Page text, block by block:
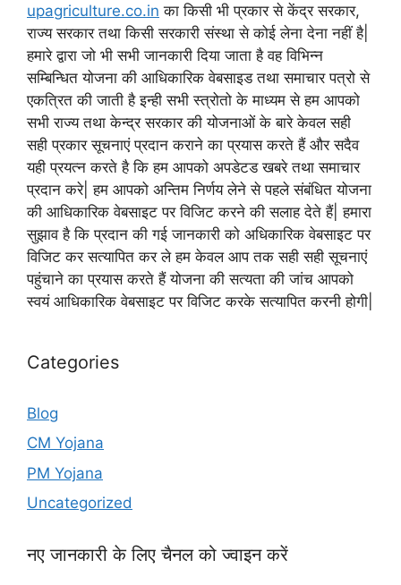
upagriculture.co.in का किसी भी प्रकार से केंद्र सरकार,
राज्य सरकार तथा किसी सरकारी संस्था से कोई लेना देना नहीं है|
हमारे द्वारा जो भी सभी जानकारी दिया जाता है वह विभिन्न
सम्बिन्धित योजना की आधिकारिक वेबसाइड तथा समाचार पत्रो से
एकत्रित की जाती है इन्ही सभी स्त्रोतो के माध्यम से हम आपको
सभी राज्य तथा केन्द्र सरकार की योजनाओं के बारे केवल सही
सही प्रकार सूचनाएं प्रदान कराने का प्रयास करते हैं और सदैव
यही प्रयत्न करते है कि हम आपको अपडेटड खबरे तथा समाचार
प्रदान करे| हम आपको अन्तिम निर्णय लेने से पहले संबंधित योजना
की आधिकारिक वेबसाइट पर विजिट करने की सलाह देते हैं| हमारा
सुझाव है कि प्रदान की गई जानकारी को अधिकारिक वेबसाइट पर
विजिट कर सत्यापित कर ले हम केवल आप तक सही सही सूचनाएं
पहुंचाने का प्रयास करते हैं योजना की सत्यता की जांच आपको
स्वयं आधिकारिक वेबसाइट पर विजिट करके सत्यापित करनी होगी|
Categories
Blog
CM Yojana
PM Yojana
Uncategorized
नए जानकारी के लिए चैनल को ज्वाइन करें